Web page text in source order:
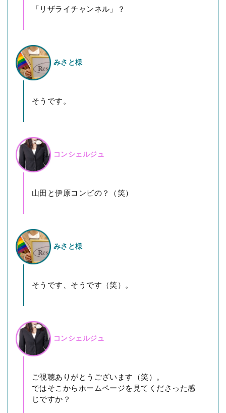
「リザライチャンネル」？
みさと様
そうです。
コンシェルジュ
山田と伊原コンビの？（笑）
みさと様
そうです、そうです（笑）。
コンシェルジュ
ご視聴ありがとうございます（笑）。
ではそこからホームページを見てくださった感
じですか？